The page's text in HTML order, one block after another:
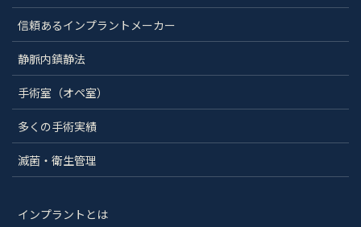
信頼あるインプラントメーカー
静脈内鎮静法
手術室（オペ室）
多くの手術実績
滅菌・衛生管理
インプラントとは